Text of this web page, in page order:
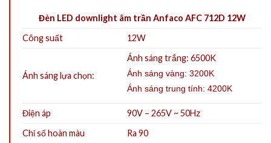
Đèn LED downlight âm trần Anfaco AFC 712D 12W
Công suất
12W
Ánh sáng lựa chọn:
Ánh sáng trắng: 6500K
Ánh sáng vàng: 3200K
Ánh sáng trung tính: 4200K
Điện áp
90V – 265V ~ 50Hz
Chỉ số hoàn màu
Ra 90